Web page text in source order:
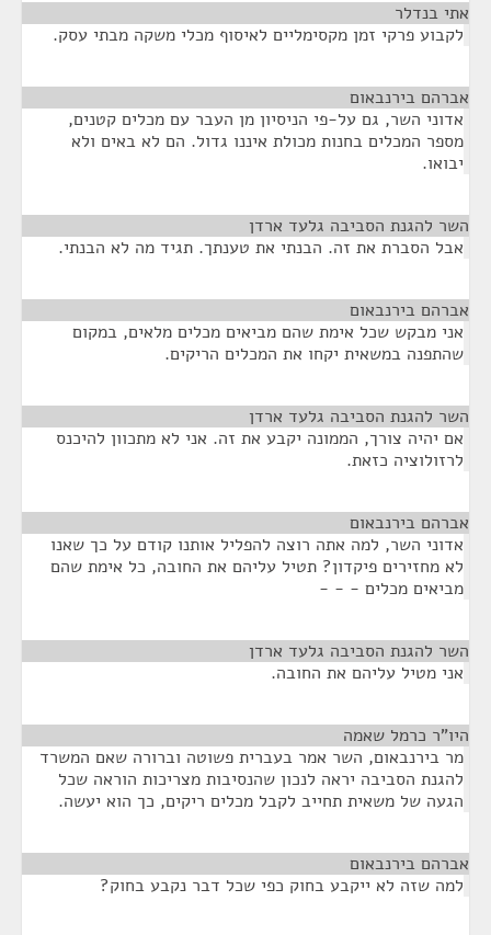
אתי בנדלר
לקבוע פרקי זמן מקסימליים לאיסוף מכלי משקה מבתי עסק.
אברהם בירנבאום
אדוני השר, גם על-פי הניסיון מן העבר עם מכלים קטנים,
מספר המכלים בחנות מכולת איננו גדול. הם לא באים ולא
יבואו.
השר להגנת הסביבה גלעד ארדן
אבל הסברת את זה. הבנתי את טענתך. תגיד מה לא הבנתי.
אברהם בירנבאום
אני מבקש שכל אימת שהם מביאים מכלים מלאים, במקום
שהתפנה במשאית יקחו את המכלים הריקים.
השר להגנת הסביבה גלעד ארדן
אם יהיה צורך, הממונה יקבע את זה. אני לא מתכוון להיכנס
לרזולוציה כזאת.
אברהם בירנבאום
אדוני השר, למה אתה רוצה להפליל אותנו קודם על כך שאנו
לא מחזירים פיקדון? תטיל עליהם את החובה, כל אימת שהם
מביאים מכלים - - -
השר להגנת הסביבה גלעד ארדן
אני מטיל עליהם את החובה.
היו"ר כרמל שאמה
מר בירנבאום, השר אמר בעברית פשוטה וברורה שאם המשרד
להגנת הסביבה יראה לנכון שהנסיבות מצריכות הוראה שכל
הגעה של משאית תחייב לקבל מכלים ריקים, כך הוא יעשה.
אברהם בירנבאום
למה שזה לא ייקבע בחוק כפי שכל דבר נקבע בחוק?